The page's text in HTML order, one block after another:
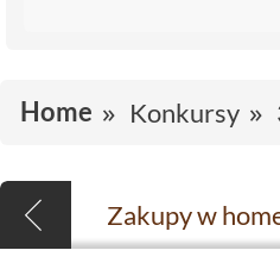
Home Konkursy